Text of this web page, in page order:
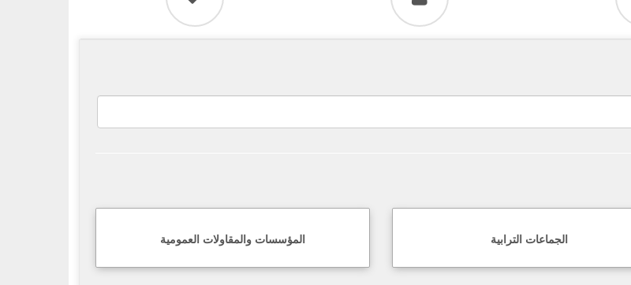
الجماعات الترابية المؤسسات والمقاولات العمومية